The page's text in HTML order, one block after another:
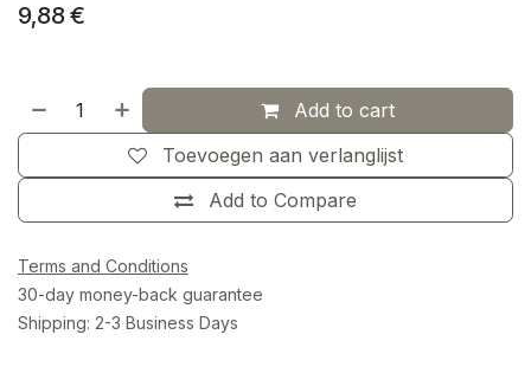
9,88€
Add to cart
Add to Compare
Toevoegen aan verlanglijst
Terms and Conditions
30-day money-back guarantee
Shipping: 2-3 Business Days